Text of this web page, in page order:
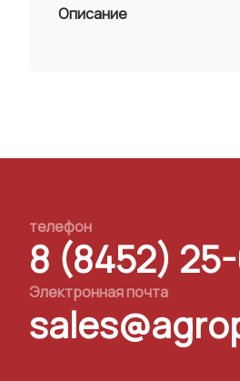
Описание
телефон
8 (8452)
Электронная почта